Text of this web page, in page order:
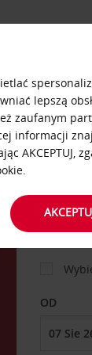
MIEJSCE
OD
lepszą
zaufanym
informacji
AKCEPTUJ,